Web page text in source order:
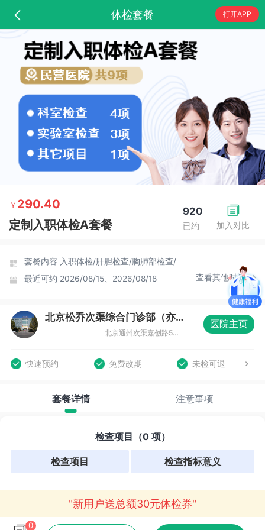
体检套餐 打开APP
加入对比
920
已约
￥ 290.40
定制入职体检A套餐
套餐内容 入职体检/肝胆检查/胸肺部检查/
最近可约 2026/08/15、2026/08/18 查看其他时间
北京松乔次渠综合门诊部（亦庄店）体检中心
北京通州次渠嘉创路5号新华联科技大厦三层（亦庄店）
医院主页
快速预约 免费改期 未检可退
套餐详情 注意事项
检查项目（0 项）
检查项目 检查指标意义
"新用户送总额30元体检券"
0